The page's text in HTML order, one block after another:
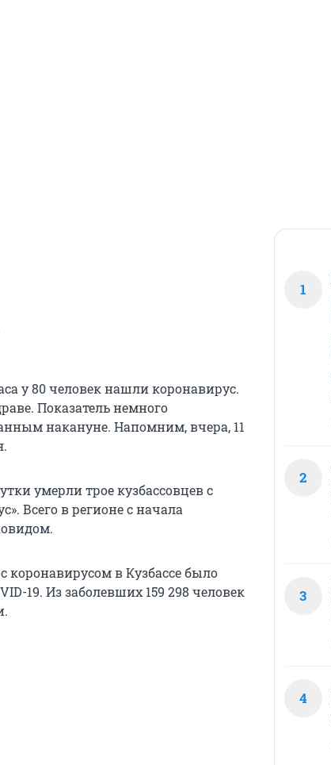
у 80 человек нашли коронавирус.
Показатель немного
накануне. Напомним, вчера, 11
умерли трое кузбассовцев с
Всего в регионе с начала
коронавирусом в Кузбассе было
19. Из заболевших 159 298 человек
1
2
3
4